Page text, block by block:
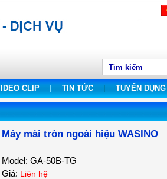
CLIP TIN TỨC TUYỂN DỤNG
Máy mài tròn ngoài hiệu WASINO
Model: GA-50B-TG
Giá: Liên hệ